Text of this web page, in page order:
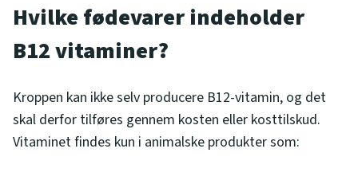
Hvilke fødevarer indeholder
B12 vitaminer?
Kroppen kan ikke selv producere B12-vitamin, og det
skal derfor tilføres gennem kosten eller kosttilskud.
Vitaminet findes kun i animalske produkter som: